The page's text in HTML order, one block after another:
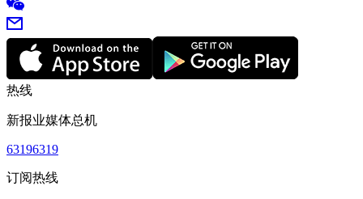
热线
新报业媒体总机
63196319
订阅热线